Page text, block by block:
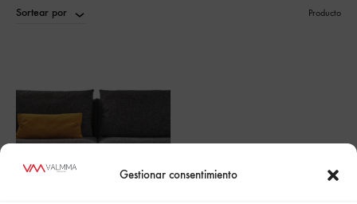
Gestionar consentimiento
Sortear por Producto